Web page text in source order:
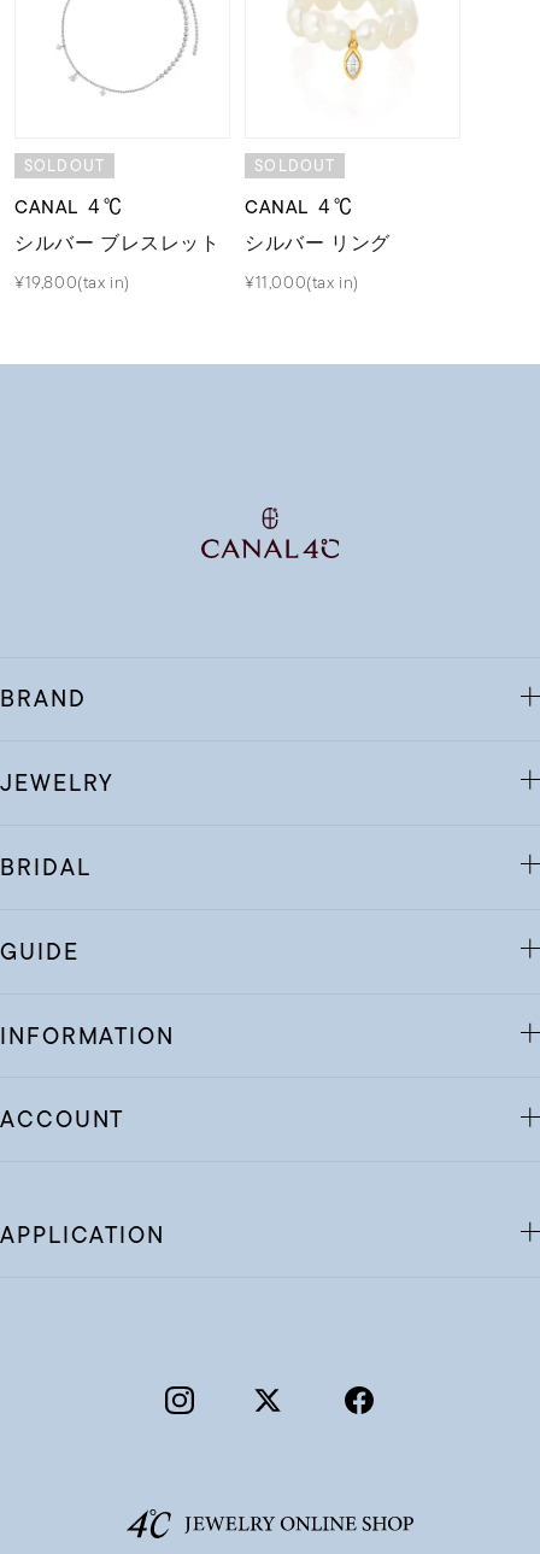
SOLDOUT
CANAL ４℃
シルバー ブレスレット
¥19,800(tax in)
SOLDOUT
CANAL ４℃
シルバー リング
¥11,000(tax in)
BRAND
JEWELRY
BRIDAL
GUIDE
INFORMATION
ACCOUNT
APPLICATION